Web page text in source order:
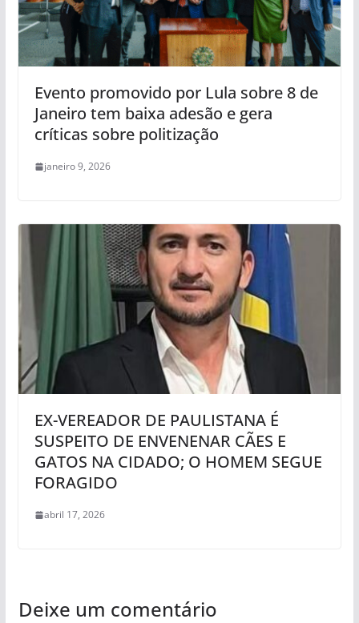
Evento promovido por Lula sobre 8 de
Janeiro tem baixa adesão e gera
críticas sobre politização
janeiro 9, 2026
EX-VEREADOR DE PAULISTANA É
SUSPEITO DE ENVENENAR CÃES E
GATOS NA CIDADO; O HOMEM SEGUE
FORAGIDO
abril 17, 2026
Deixe um comentário